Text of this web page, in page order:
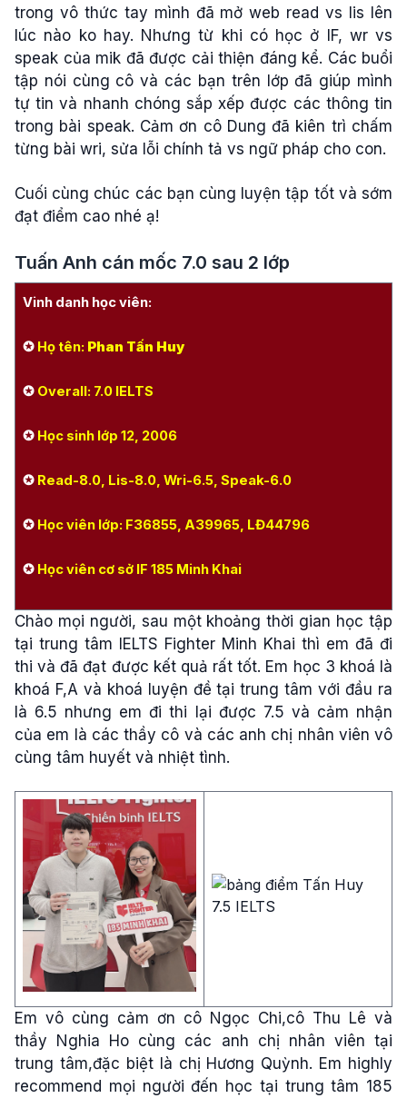
trong vô thức tay mình đã mở web read vs lis lên
lúc nào ko hay. Nhưng từ khi có học ở IF, wr vs
speak của mik đã được cải thiện đáng kể. Các buổi
tập nói cùng cô và các bạn trên lớp đã giúp mình
tự tin và nhanh chóng sắp xếp được các thông tin
trong bài speak. Cảm ơn cô Dung đã kiên trì chấm
từng bài wri, sửa lỗi chính tả vs ngữ pháp cho con.
Cuối cùng chúc các bạn cùng luyện tập tốt và sớm
đạt điểm cao nhé ạ!
Tuấn Anh cán mốc 7.0 sau 2 lớp
Vinh danh học viên:
✪ Họ tên: Phan Tấn Huy
✪ Overall: 7.0 IELTS
✪ Học sinh lớp 12, 2006
✪ Read-8.0, Lis-8.0, Wri-6.5, Speak-6.0
✪ Học viên lớp: F36855, A39965, LĐ44796
✪ Học viên cơ sở IF 185 Minh Khai
Chào mọi người, sau một khoảng thời gian học tập
tại trung tâm IELTS Fighter Minh Khai thì em đã đi
thi và đã đạt được kết quả rất tốt. Em học 3 khoá là
khoá F,A và khoá luyện đề tại trung tâm với đầu ra
là 6.5 nhưng em đi thi lại được 7.5 và cảm nhận
của em là các thầy cô và các anh chị nhân viên vô
cùng tâm huyết và nhiệt tình.
Em vô cùng cảm ơn cô Ngọc Chi,cô Thu Lê và
thầy Nghia Ho cùng các anh chị nhân viên tại
trung tâm,đặc biệt là chị Hương Quỳnh. Em highly
recommend mọi người đến học tại trung tâm 185